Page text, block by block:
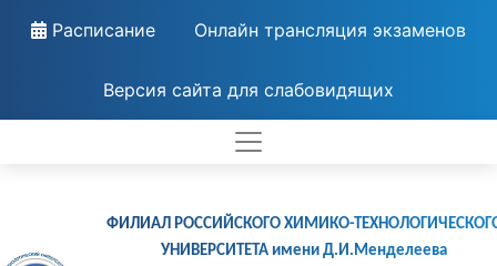
Расписание Онлайн трансляция экзаменов
Версия сайта для слабовидящих
ФИЛИАЛ РОССИЙСКОГО ХИМИКО-
УНИВЕРСИТЕТА имени Д.И.Менделеева